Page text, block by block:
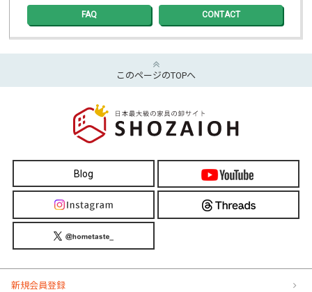
FAQ CONTACT
このページのTOPへ
Blog
新規会員登録